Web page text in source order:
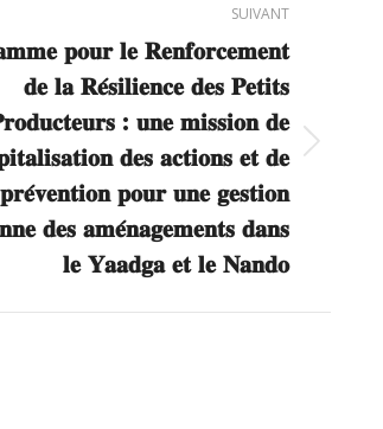
SUIVANT
𝐩𝐨𝐮𝐫 𝐥𝐞 𝐑𝐞𝐧𝐟𝐨𝐫𝐜𝐞𝐦𝐞𝐧𝐭
𝐝𝐞 𝐥𝐚 𝐑𝐞́𝐬𝐢𝐥𝐢𝐞𝐧𝐜𝐞 𝐝𝐞𝐬 𝐏𝐞𝐭𝐢𝐭𝐬
: 𝐮𝐧𝐞 𝐦𝐢𝐬𝐬𝐢𝐨𝐧 𝐝𝐞
𝐝𝐞𝐬 𝐚𝐜𝐭𝐢𝐨𝐧𝐬 𝐞𝐭 𝐝𝐞
𝐩𝐫𝐞́𝐯𝐞𝐧𝐭𝐢𝐨𝐧 𝐩𝐨𝐮𝐫 𝐮𝐧𝐞 𝐠𝐞𝐬𝐭𝐢𝐨𝐧
𝐝𝐞𝐬 𝐚𝐦𝐞́𝐧𝐚𝐠𝐞𝐦𝐞𝐧𝐭𝐬 𝐝𝐚𝐧𝐬
𝐥𝐞 𝐘𝐚𝐚𝐝𝐠𝐚 𝐞𝐭 𝐥𝐞 𝐍𝐚𝐧𝐝𝐨